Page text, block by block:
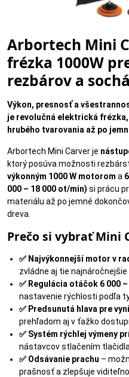
Arbortech Mini
frézka 1000W
rezbárov a
Výkon, presnosť a
je revolučná elektrická
hrubého tvarovania až po
Arbortech Mini Carver je
ktorý posúva možnosti
výkonným 1000 W motorom a
000 – 18 000 ot/min) si prácu
materiálu až po jemné
dreva.
Prečo si vybrať Mini
✅ Najvýkonnejší motor v
zvládne aj tie
✅ Regulácia otáčok 6 000
nastavenie rýchlosti podľa
✅ Predsunutá hlava pre
prehľadom aj v ťažko
✅ Systém rýchlej výmeny
nástavcov stlačením tlačidla.
✅ Odsávanie prachu –
prašnosť a zlepšuje